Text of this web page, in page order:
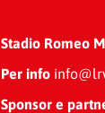
Stadio Romeo
Per info
Sponsor e